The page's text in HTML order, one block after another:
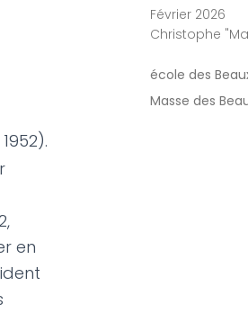
en
Février 2026
Christophe
école des
Masse des